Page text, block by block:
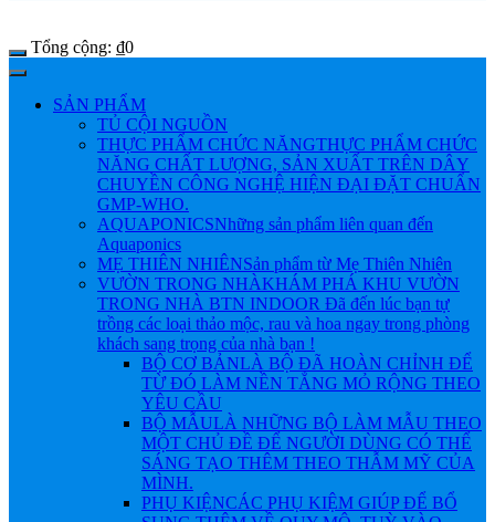
Tổng cộng: ₫0
SẢN PHẨM
TỦ CỘI NGUỒN
THỰC PHẨM CHỨC NĂNGTHỰC PHẨM CHỨC
NĂNG CHẤT LƯỢNG, SẢN XUẤT TRÊN DÂY
CHUYỀN CÔNG NGHỆ HIỆN ĐẠI ĐẶT CHUẨN
GMP-WHO.
AQUAPONICSNhững sản phẩm liên quan đến
Aquaponics
MẸ THIÊN NHIÊNSản phẩm từ Mẹ Thiên Nhiên
VƯỜN TRONG NHÀKHÁM PHÁ KHU VƯỜN
TRONG NHÀ BTN INDOOR Đã đến lúc bạn tự
trồng các loại thảo mộc, rau và hoa ngay trong phòng
khách sang trọng của nhà bạn !
BỘ CƠ BẢNLÀ BỘ ĐÃ HOÀN CHỈNH ĐỂ
TỪ ĐÓ LÀM NỀN TẲNG MỎ RỘNG THEO
YÊU CẦU
BỘ MẪULÀ NHỮNG BỘ LÀM MẪU THEO
MỘT CHỦ ĐỀ ĐỂ NGƯỜI DÙNG CÓ THỂ
SÁNG TẠO THÊM THEO THẪM MỸ CỦA
MÌNH.
PHỤ KIỆNCÁC PHỤ KIỆM GIÚP ĐỂ BỔ